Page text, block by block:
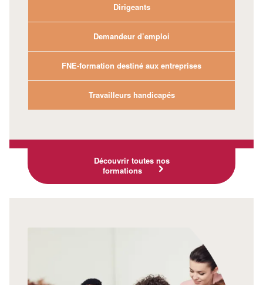
Dirigeants
Demandeur d’emploi
FNE-formation destiné aux entreprises
Travailleurs handicapés
Découvrir toutes nos
formations